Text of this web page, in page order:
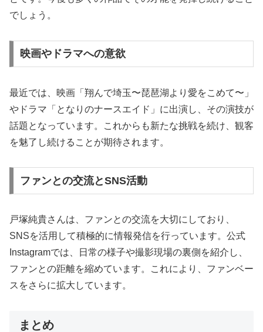
でしょう。
映画やドラマへの意欲
最近では、映画「翔んで埼玉〜琵琶湖より愛をこめて〜」
やドラマ「となりのナースエイド」に出演し、その演技が
話題となっています。これからも新たな挑戦を続け、観客
を魅了し続けることが期待されます。
ファンとの交流とSNS活動
戸塚純貴さんは、ファンとの交流を大切にしており、
SNSを活用して積極的に情報発信を行っています。公式
Instagramでは、日常の様子や撮影現場の裏側を紹介し、
ファンとの距離を縮めています。これにより、ファンベー
スをさらに拡大しています。
まとめ